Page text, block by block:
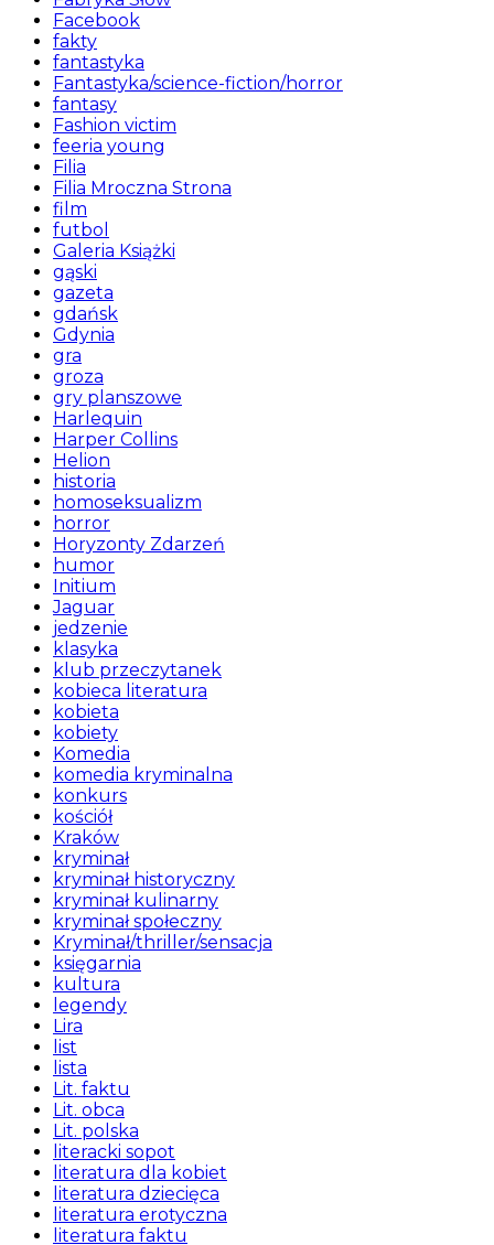
Facebook
fakty
fantastyka
Fantastyka/science-fiction/horror
fantasy
Fashion victim
feeria young
Filia
Filia Mroczna Strona
film
futbol
Galeria Książki
gąski
gazeta
gdańsk
Gdynia
gra
groza
gry planszowe
Harlequin
Harper Collins
Helion
historia
homoseksualizm
horror
Horyzonty Zdarzeń
humor
Initium
Jaguar
jedzenie
klasyka
klub przeczytanek
kobieca literatura
kobieta
kobiety
Komedia
komedia kryminalna
konkurs
kościół
Kraków
kryminał
kryminał historyczny
kryminał kulinarny
kryminał społeczny
Kryminał/thriller/sensacja
księgarnia
kultura
legendy
Lira
list
lista
Lit. faktu
Lit. obca
Lit. polska
literacki sopot
literatura dla kobiet
literatura dziecięca
literatura erotyczna
literatura faktu